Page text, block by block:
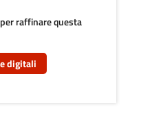
raffinare questa
digitali